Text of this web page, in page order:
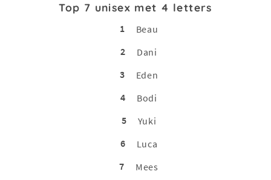
Top 7 unisex met 4 letters
1
Beau
2
Dani
3
Eden
4
Bodi
5
Yuki
6
Luca
7
Mees